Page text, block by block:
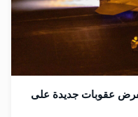
عقوبات جديدة على